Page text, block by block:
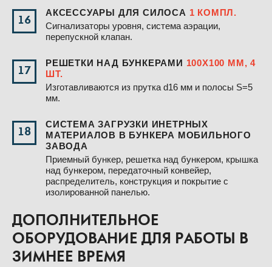
16
АКСЕССУАРЫ ДЛЯ СИЛОСА 1 КОМПЛ.
Сигнализаторы уровня, система аэрации,
перепускной клапан.
17
РЕШЕТКИ НАД БУНКЕРАМИ 100Х100 ММ, 4
ШТ.
Изготавливаются из прутка d16 мм и полосы S=5
мм.
18
СИСТЕМА ЗАГРУЗКИ ИНЕТРНЫХ
МАТЕРИАЛОВ В БУНКЕРА МОБИЛЬНОГО
ЗАВОДА
Приемный бункер, решетка над бункером, крышка
над бункером, передаточный конвейер,
распределитель, конструкция и покрытие с
изолированной панелью.
ДОПОЛНИТЕЛЬНОЕ
ОБОРУДОВАНИЕ ДЛЯ РАБОТЫ В
ЗИМНЕЕ ВРЕМЯ